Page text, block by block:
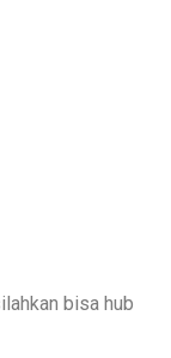
bisa hub